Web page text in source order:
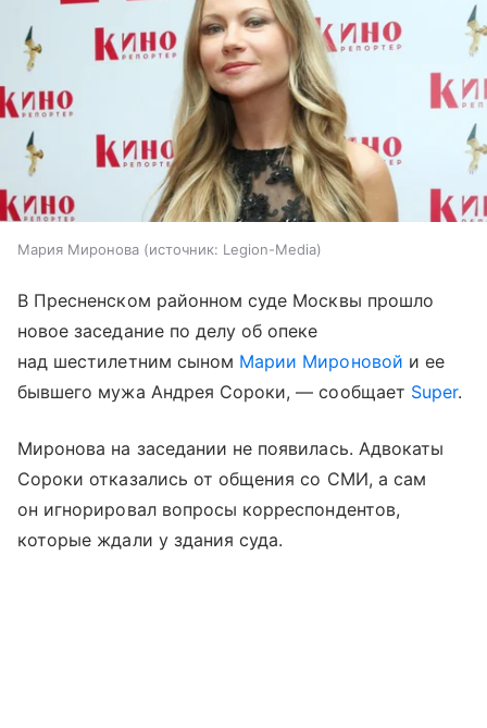
Мария Миронова источник: Legion-Media
В Пресненском районном суде Москвы прошло
новое заседание по делу об опеке
над шестилетним сыном Марии Мироновой и ее
бывшего мужа Андрея Сороки, — сообщает Super.
Миронова на заседании не появилась. Адвокаты
Сороки отказались от общения со СМИ, а сам
он игнорировал вопросы корреспондентов,
которые ждали у здания суда.